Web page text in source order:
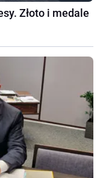
Złoto i medale